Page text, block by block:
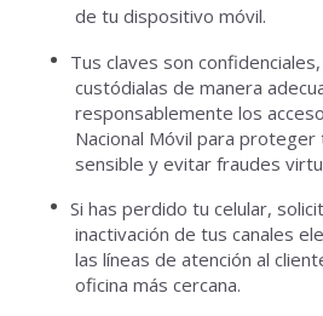
de tu dispositivo móvil.
Tus claves son
custódialas de manera
responsablemente los
Nacional Móvil para proteger
sensible y evitar fraudes
Si has perdido tu celular,
inactivación de tus canales
las líneas de atención al
oficina más cercana.